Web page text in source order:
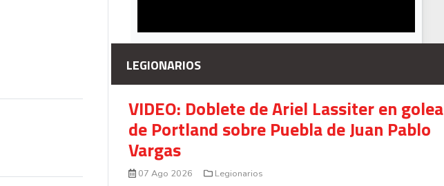
LEGIONARIOS
VIDEO: Doblete de Ariel Lassiter en
de Portland sobre Puebla de Juan Pablo
Vargas
07 Ago 2026 Legionarios